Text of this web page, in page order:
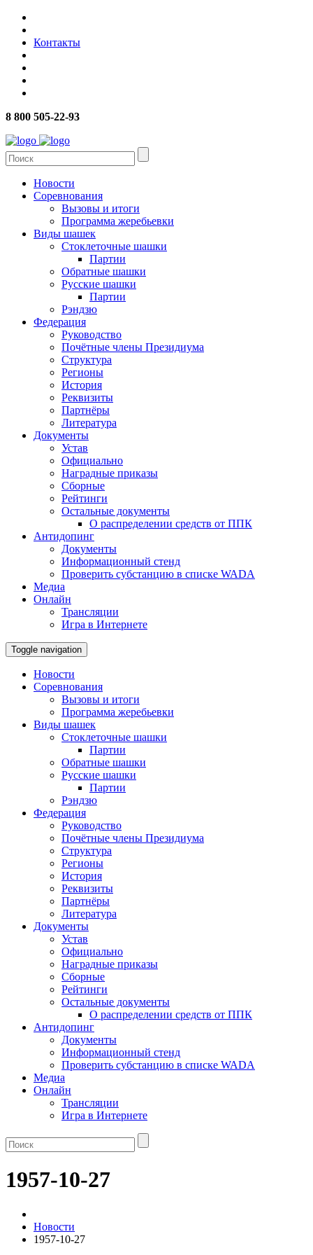
Контакты
8 800 505-22-93
Новости
Соревнования
Вызовы и итоги
Программа жеребьевки
Виды шашек
Стоклеточные шашки
Партии
Обратные шашки
Русские шашки
Партии
Рэндзю
Федерация
Руководство
Почётные члены Президиума
Структура
Регионы
История
Реквизиты
Партнёры
Литература
Документы
Устав
Официально
Наградные приказы
Сборные
Рейтинги
Остальные документы
О распределении средств от ППК
Антидопинг
Документы
Информационный стенд
Проверить субстанцию в списке WADA
Медиа
Онлайн
Трансляции
Игра в Интернете
Toggle navigation
Новости
Соревнования
Вызовы и итоги
Программа жеребьевки
Виды шашек
Стоклеточные шашки
Партии
Обратные шашки
Русские шашки
Партии
Рэндзю
Федерация
Руководство
Почётные члены Президиума
Структура
Регионы
История
Реквизиты
Партнёры
Литература
Документы
Устав
Официально
Наградные приказы
Сборные
Рейтинги
Остальные документы
О распределении средств от ППК
Антидопинг
Документы
Информационный стенд
Проверить субстанцию в списке WADA
Медиа
Онлайн
Трансляции
Игра в Интернете
1957-10-27
Новости
1957-10-27